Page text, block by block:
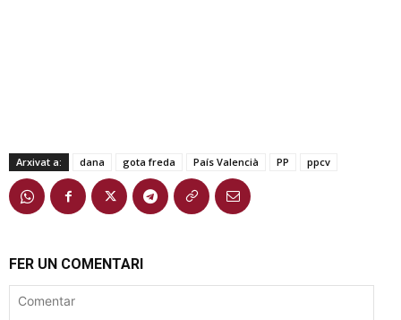
Arxivat a: dana gota freda País Valencià PP ppcv
FER UN COMENTARI